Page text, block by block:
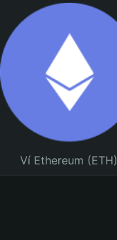
Ví Ethereum (ETH)